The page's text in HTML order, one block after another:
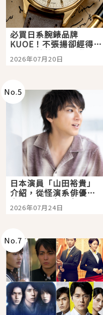
必買日系腕錶品牌
KUOE！不張揚卻經得起
時間洗鍊的經典之作五
選
2026年07月20日
No.5
日本演員「山田裕貴」
介紹，從怪演系俳優走
向國民級日劇主角
2026年07月24日
No.7